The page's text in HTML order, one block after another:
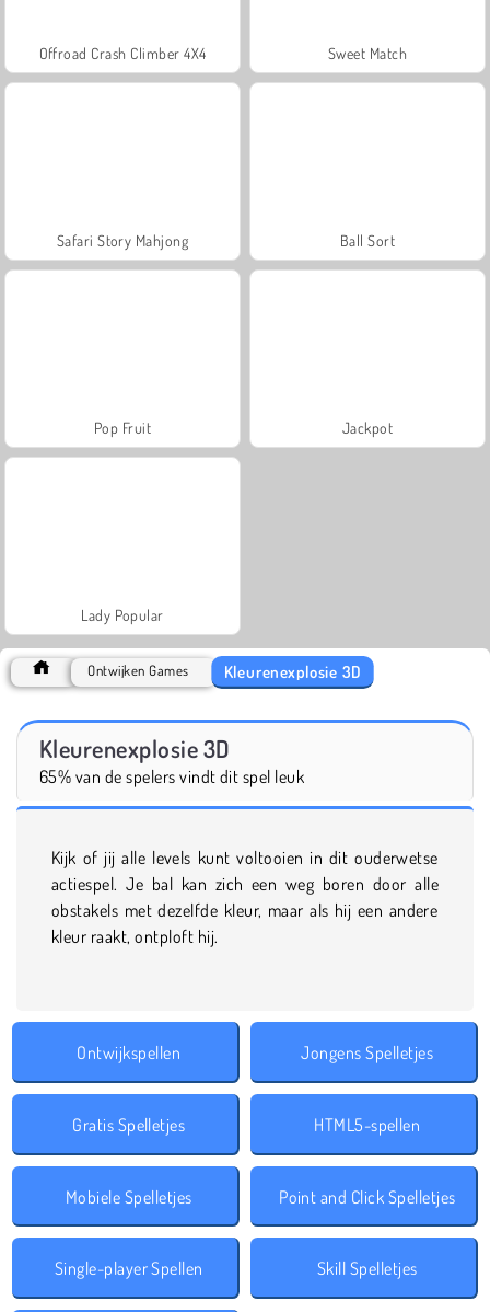
Offroad Crash Climber 4X4 Sweet Match
Safari Story Mahjong Ball Sort
Pop Fruit Jackpot
Lady Popular
Ontwijken Games Kleurenexplosie 3D
Kleurenexplosie 3D
65% van de spelers vindt dit spel leuk
Kijk of jij alle levels kunt voltooien in dit ouderwetse
actiespel. Je bal kan zich een weg boren door alle
obstakels met dezelfde kleur, maar als hij een andere
kleur raakt, ontploft hij.
Ontwijkspellen Jongens Spelletjes
Gratis Spelletjes HTML5-spellen
Mobiele Spelletjes Point and Click Spelletjes
Single-player Spellen Skill Spelletjes